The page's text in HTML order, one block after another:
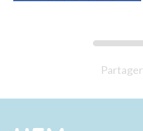
Partager